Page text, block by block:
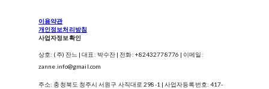
이용약관
개인정보처리방침
사업자정보확인
상호: (주) 잔느 | 대표: 박수잔 | 전화: +82432778776 | 이메일:
zanne.info@gmail.com
주소: 충청북도 청주시 서원구 사직대로 298-1 | 사업자등록번호: 417-